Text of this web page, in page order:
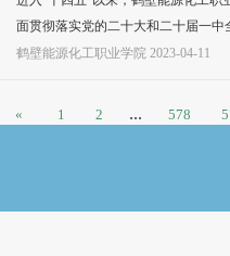
面贯彻落实党的二十大和二十届一
鹤壁能源化工职业学院 2023-04-11
« 1 2 ... 578